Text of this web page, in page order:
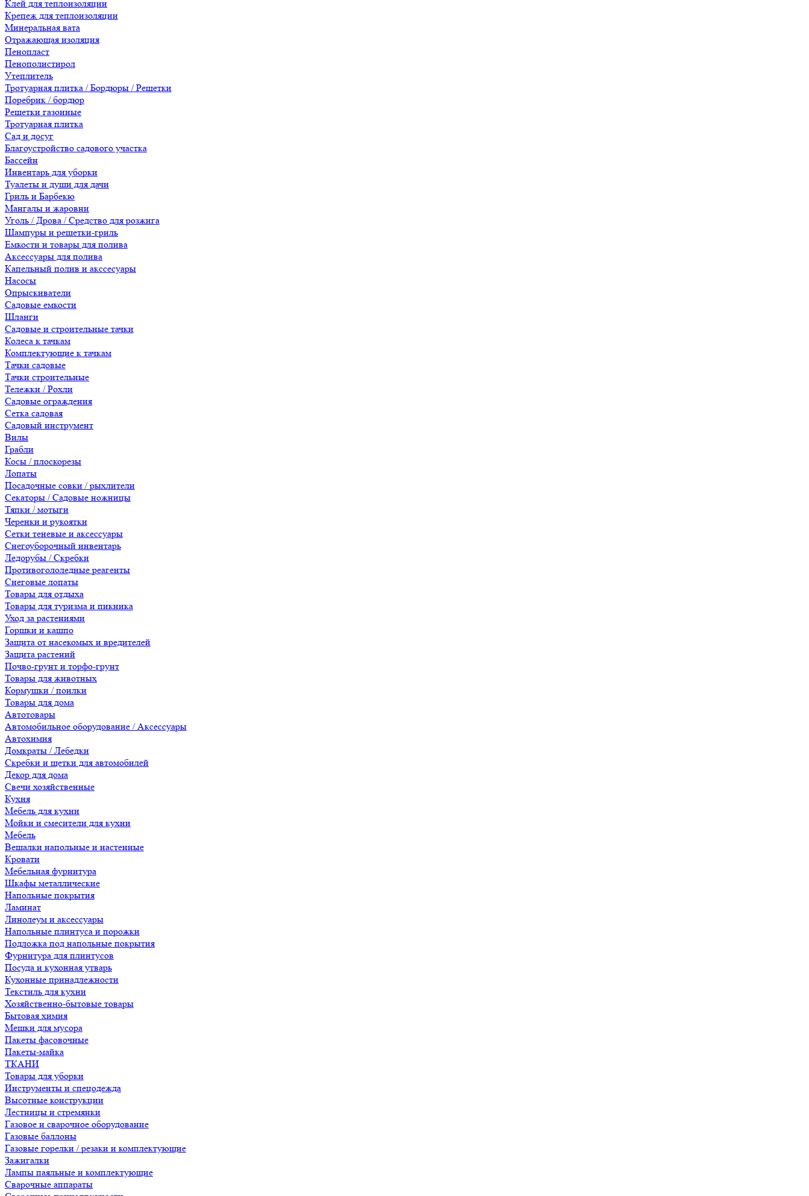
Клей для теплоизоляции
Крепеж для теплоизоляции
Минеральная вата
Отражающая изоляция
Пенопласт
Пенополистирол
Утеплитель
Тротуарная плитка / Бордюры / Решетки
Поребрик / бордюр
Решетки газонные
Тротуарная плитка
Сад и досуг
Благоустройство садового участка
Бассейн
Инвентарь для уборки
Туалеты и души для дачи
Гриль и Барбекю
Мангалы и жаровни
Уголь / Дрова / Средство для розжига
Шампуры и решетки-гриль
Емкости и товары для полива
Аксессуары для полива
Капельный полив и акссесуары
Насосы
Опрыскиватели
Садовые емкости
Шланги
Садовые и строительные тачки
Колеса к тачкам
Комплектующие к тачкам
Тачки садовые
Тачки строительные
Тележки / Рохли
Садовые ограждения
Сетка садовая
Садовый инструмент
Вилы
Грабли
Косы / плоскорезы
Лопаты
Посадочные совки / рыхлители
Секаторы / Садовые ножницы
Тяпки / мотыги
Черенки и рукоятки
Сетки теневые и аксессуары
Снегоуборочный инвентарь
Ледорубы / Скребки
Противогололедные реагенты
Снеговые лопаты
Товары для отдыха
Товары для туризма и пикника
Уход за растениями
Горшки и кашпо
Защита от насекомых и вредителей
Защита растений
Почво-грунт и торфо-грунт
Товары для животных
Кормушки / поилки
Товары для дома
Автотовары
Автомобильное оборудование / Аксессуары
Автохимия
Домкраты / Лебедки
Скребки и щетки для автомобилей
Декор для дома
Свечи хозяйственные
Кухня
Мебель для кухни
Мойки и смесители для кухни
Мебель
Вешалки напольные и настенные
Кровати
Мебельная фурнитура
Шкафы металлические
Напольные покрытия
Ламинат
Линолеум и аксессуары
Напольные плинтуса и порожки
Подложка под напольные покрытия
Фурнитура для плинтусов
Посуда и кухонная утварь
Кухонные принадлежности
Текстиль для кухни
Хозяйственно-бытовые товары
Бытовая химия
Мешки для мусора
Пакеты фасовочные
Пакеты-майка
ТКАНИ
Товары для уборки
Инструменты и спецодежда
Высотные конструкции
Лестницы и стремянки
Газовое и сварочное оборудование
Газовые баллоны
Газовые горелки / резаки и комплектующие
Зажигалки
Лампы паяльные и комплектующие
Сварочные аппараты